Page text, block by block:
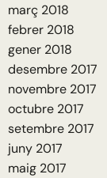
març 2018
febrer 2018
gener 2018
desembre 2017
novembre 2017
octubre 2017
setembre 2017
juny 2017
maig 2017